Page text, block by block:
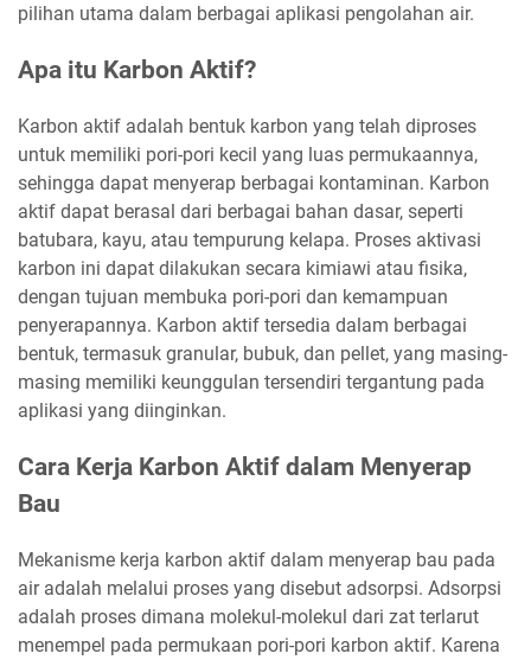
pilihan utama dalam berbagai aplikasi pengolahan air.
Apa itu Karbon Aktif?
Karbon aktif adalah bentuk karbon yang telah diproses
untuk memiliki pori-pori kecil yang luas permukaannya,
sehingga dapat menyerap berbagai kontaminan. Karbon
aktif dapat berasal dari berbagai bahan dasar, seperti
batubara, kayu, atau tempurung kelapa. Proses aktivasi
karbon ini dapat dilakukan secara kimiawi atau fisika,
dengan tujuan membuka pori-pori dan kemampuan
penyerapannya. Karbon aktif tersedia dalam berbagai
bentuk, termasuk granular, bubuk, dan pellet, yang masing-
masing memiliki keunggulan tersendiri tergantung pada
aplikasi yang diinginkan.
Cara Kerja Karbon Aktif dalam Menyerap
Bau
Mekanisme kerja karbon aktif dalam menyerap bau pada
air adalah melalui proses yang disebut adsorpsi. Adsorpsi
adalah proses dimana molekul-molekul dari zat terlarut
menempel pada permukaan pori-pori karbon aktif. Karena